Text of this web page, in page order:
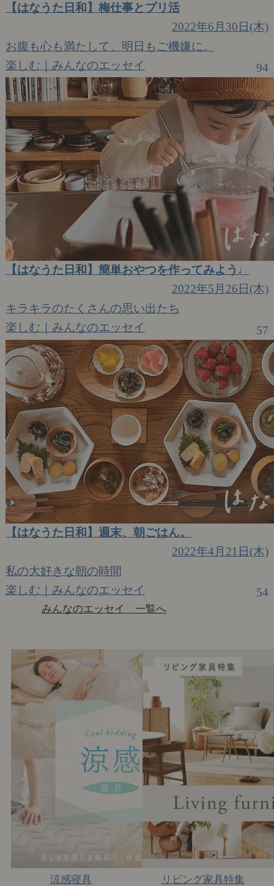
【はなうた日和】梅仕事とプリ活
2022年6月30日(木)
お腹も心も満たして、明日もご機嫌に。
楽しむ｜みんなのエッセイ
94
【はなうた日和】簡単おやつを作ってみよう♩
2022年5月26日(木)
キラキラのたくさんの思い出たち
楽しむ｜みんなのエッセイ
57
【はなうた日和】週末、朝ごはん。
2022年4月21日(木)
私の大好きな朝の時間
楽しむ｜みんなのエッセイ
54
みんなのエッセイ 一覧へ
涼感寝具 リビング家具特集